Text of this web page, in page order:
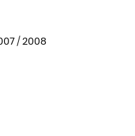
/ 2008